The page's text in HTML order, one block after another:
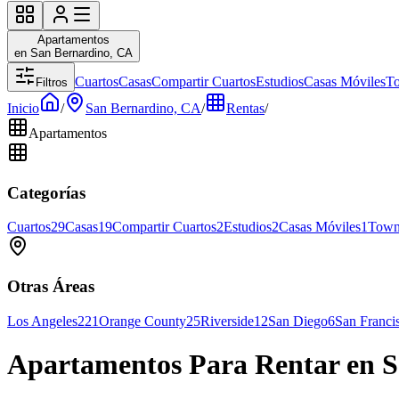
Apartamentos
en San Bernardino, CA
Filtros CuartosCasasCompartir CuartosEstudiosCasas Móviles
Inicio
/ San Bernardino, CA/ Rentas/
Apartamentos
Categorías
Cuartos29Casas19Compartir Cuartos2Estudios2Casas Móviles1
Otras Áreas
Los Angeles221Orange County25Riverside12San Diego6San
Apartamentos Para Rentar en